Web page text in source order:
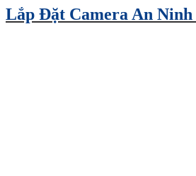
Lắp Đặt Camera An Ninh